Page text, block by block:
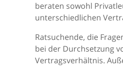
beraten sowohl
unterschiedlichen
Ratsuchende, die
bei der Durchsetzung
Vertragsverhältnis.